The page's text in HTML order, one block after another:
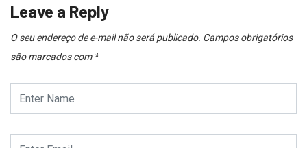
Leave a Reply
O seu endereço de e-mail não será publicado. Campos obrigatórios
são marcados com *